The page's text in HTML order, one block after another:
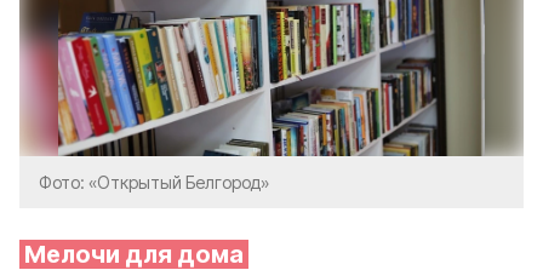
Фото: «Открытый Белгород»
Мелочи для дома